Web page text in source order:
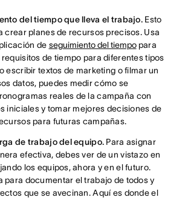
del tiempo que lleva el trabajo.Esto
crear planes de recursos precisos. Usa
de seguimiento del tiempopara
de tiempo para diferentes tipos
escribir textos de marketing o filmar un
datos, puedes medir cómo se
reales de la campaña con
iniciales y tomar mejores decisiones de
para futuras campañas.
de trabajo del equipo. Para asignar
efectiva, debes ver de un vistazo en
los equipos, ahora y en el futuro.
para documentar el trabajo de todos y
que se avecinan. Aquí es donde el